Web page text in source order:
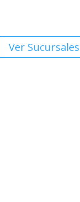
Ver Sucursales